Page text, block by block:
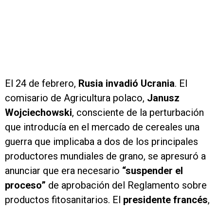
El 24 de febrero, Rusia invadió Ucrania. El
comisario de Agricultura polaco, Janusz
Wojciechowski, consciente de la perturbación
que introducía en el mercado de cereales una
guerra que implicaba a dos de los principales
productores mundiales de grano, se apresuró a
anunciar que era necesario “suspender el
proceso” de aprobación del Reglamento sobre
productos fitosanitarios. El presidente francés,